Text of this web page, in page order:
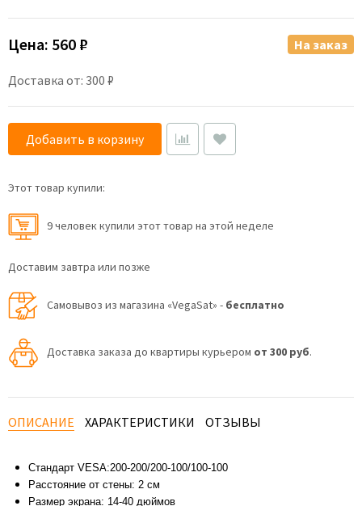
Цена: 560 ₽
Доставка от: 300 ₽
На заказ
Добавить в корзину
Этот товар купили:
9 человек купили этот товар на этой неделе
Доставим завтра или позже
Самовывоз из магазина «VegaSat» - бесплатно
Доставка заказа до квартиры курьером от 300 руб.
ОПИСАНИЕ ХАРАКТЕРИСТИКИ ОТЗЫВЫ
Стандарт VESA:200-200/200-100/100-100
Расстояние от стены: 2 см
Размер экрана: 14-40 дюймов